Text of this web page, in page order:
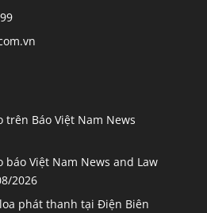
trên Báo Việt Nam News
báo Việt Nam News and Law
2026
phát thanh tại Điện Biên